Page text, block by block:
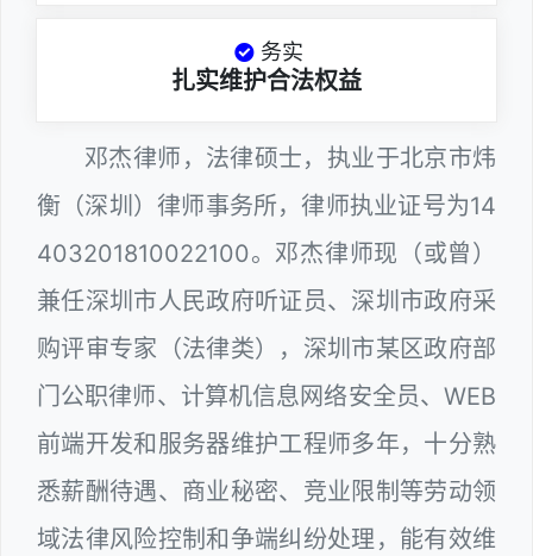
务实
扎实维护合法权益
邓杰律师，法律硕士，执业于北京市炜
衡（深圳）律师事务所，律师执业证号为14
403201810022100。邓杰律师现（或曾）
兼任深圳市人民政府听证员、深圳市政府采
购评审专家（法律类），深圳市某区政府部
门公职律师、计算机信息网络安全员、WEB
前端开发和服务器维护工程师多年，十分熟
悉薪酬待遇、商业秘密、竞业限制等劳动领
域法律风险控制和争端纠纷处理，能有效维